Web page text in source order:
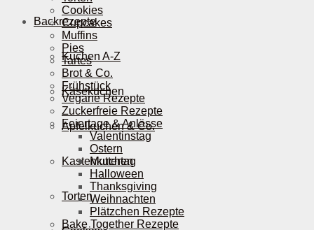
Backrezepte
Kuchen A-Z
Käsekuchen
Apfelkuchen & Co.
Kastenkuchen
Torten
Cookies
Cupcakes
Muffins
Pies
Tartes
Brot & Co.
Frühstück
Vegane Rezepte
Zuckerfreie Rezepte
Feiertage & Anlässe
Valentinstag
Ostern
Muttertag
Halloween
Thanksgiving
Weihnachten
Plätzchen Rezepte
Bake Together Rezepte